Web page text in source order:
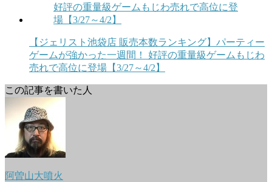
【ジェリスト池袋店 販売本数ランキング】パーティー
ゲームが強かった一週間！ 好評の重量級ゲームもじわ
売れで高位に登場【3/27～4/2】
この記事を書いた人
阿曽山大噴火